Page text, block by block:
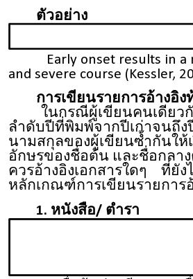
ตัวอย่าง
Early onset results in a
and severe course (Kessler,
การเขียนรายการอ้างอิง
ในกรณีผู้เขียนคนเดีย
ลำดับปีที่พิมพ์จากปีเก่าจนถึ
นามสกุลของผู้เขียนซ้ำกันให้
อักษรของชื่อต้น และชื่อกลา
ควรอ้างอิงเอกสารใดๆ ที่ยั
หลักเกณฑ์การเขียนรายการ
1. หนังสือ/ ตำรา